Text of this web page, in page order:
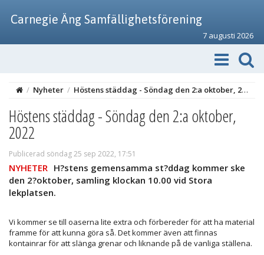
Carnegie Äng Samfällighetsförening
7 augusti 2026
/ Nyheter / Höstens städdag - Söndag den 2:a oktober, 2022
Höstens städdag - Söndag den 2:a oktober,
2022
Publicerad söndag 25 sep 2022, 17:51
NYHETER H?stens gemensamma st?ddag kommer ske
den 2?oktober, samling klockan 10.00 vid Stora
lekplatsen.
Vi kommer se till oaserna lite extra och förbereder för att ha material
framme för att kunna göra så. Det kommer även att finnas
kontainrar för att slänga grenar och liknande på de vanliga ställena.